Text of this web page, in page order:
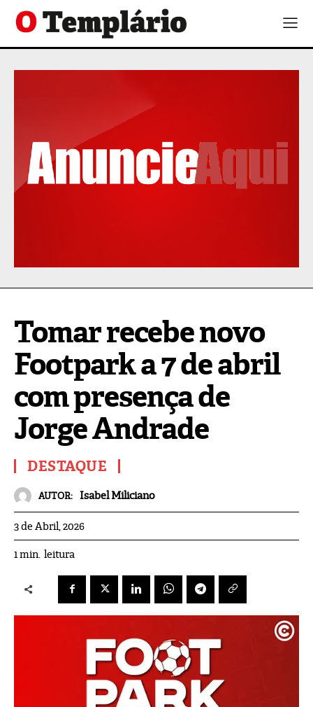
Tomar recebe novo
Footpark a 7 de abril
com presença de
Jorge Andrade
DESTAQUE
AUTOR: Isabel Miliciano
3 de Abril, 2026
1min. leitura